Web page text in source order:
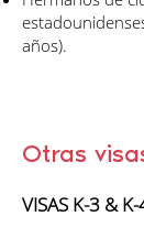
años).
Otras
VISAS K-3 &